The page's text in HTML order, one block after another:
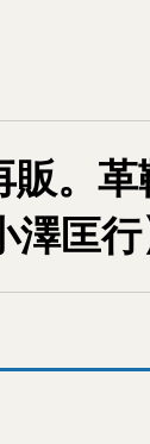
販。
匡行